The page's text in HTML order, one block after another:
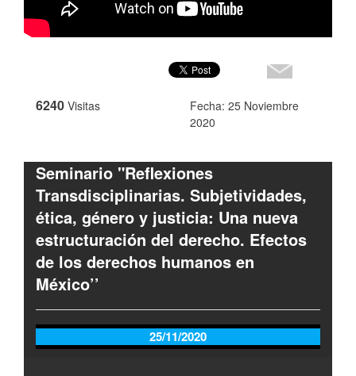
6240 Visitas
Fecha: 25 Noviembre
2020
Seminario "Reflexiones
Transdisciplinarias. Subjetividades,
ética, género y justicia: Una nueva
estructuración del derecho. Efectos
de los derechos humanos en
México’’
25/11/2020